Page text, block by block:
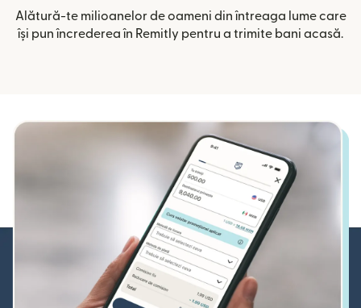
Alătură-te milioanelor de oameni din întreaga lume care
își pun încrederea în Remitly pentru a trimite bani acasă.